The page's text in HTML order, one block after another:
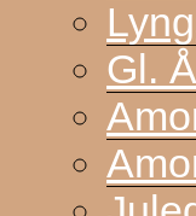
Gl.